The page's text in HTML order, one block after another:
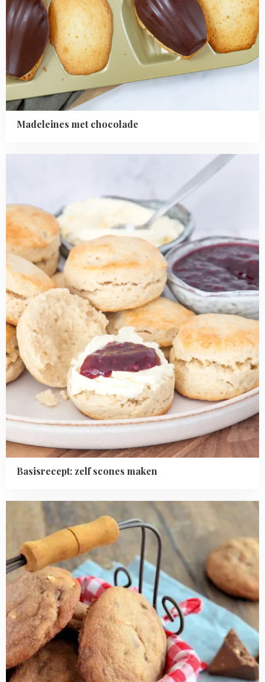
Madeleines met chocolade
Basisrecept: zelf scones maken
Basisrecept:
zelf
scones
maken
Toblerone
koekjes